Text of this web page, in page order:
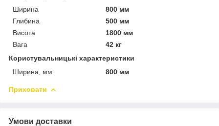
Ширина
800 мм
Глибина
500 мм
Висота
1800 мм
Вага
42 кг
Користувальницькі характеристики
Ширина, мм
800 мм
Приховати
Умови доставки